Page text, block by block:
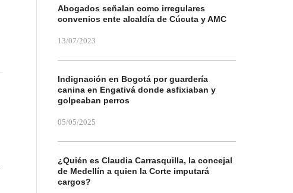
Abogados señalan como irregulares
convenios ente alcaldía de Cúcuta y AMC
13/07/2023
Indignación en Bogotá por guardería
canina en Engativá donde asfixiaban y
golpeaban perros
05/05/2025
¿Quién es Claudia Carrasquilla, la concejal
de Medellín a quien la Corte imputará
cargos?